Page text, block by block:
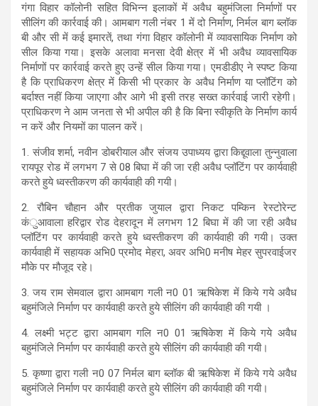
गंगा विहार कॉलोनी सहित विभिन्न इलाकों में अवैध बहुमंजिला निर्माणों पर
सीलिंग की कार्रवाई की। आमबाग गली नंबर 1 में दो निर्माण, निर्मल बाग ब्लॉक
बी और सी में कई इमारतें, तथा गंगा विहार कॉलोनी में व्यावसायिक निर्माण को
सील किया गया। इसके अलावा मनसा देवी क्षेत्र में भी अवैध व्यावसायिक
निर्माणों पर कार्रवाई करते हुए उन्हें सील किया गया। एमडीडीए ने स्पष्ट किया
है कि प्राधिकरण क्षेत्र में किसी भी प्रकार के अवैध निर्माण या प्लॉटिंग को
बर्दाश्त नहीं किया जाएगा और आगे भी इसी तरह सख्त कार्रवाई जारी रहेगी।
प्राधिकरण ने आम जनता से भी अपील की है कि बिना स्वीकृति के निर्माण कार्य
न करें और नियमों का पालन करें।
1. संजीव शर्मा, नवीन डोबरीयाल और संजय उपाध्यय द्वारा किद्दूवाला तुन्नुवाला
रायपूर रोड में लगभग 7 से 08 बिघा में की जा रही अवैध प्लॉटिंग पर कार्यवाही
करते हुये ध्वस्तीकरण की कार्यवाही की गयी।
2. रौबिन चौहान और प्रतीक जुयाल द्वारा निकट पम्किन रेस्टोरेन्ट
कंुआवाला हरिद्वार रोड देहरादून में लगभग 12 बिघा में की जा रही अवैध
प्लॉटिंग पर कार्यवाही करते हुये ध्वस्तीकरण की कार्यवाही की गयी। उक्त
कार्यवाही में सहायक अभि0 प्रमोद मेहरा, अवर अभि0 मनीष मेहर सुपरवाईजर
मौके पर मौजूद रहे।
3. जय राम सेमवाल द्वारा आमबाग गली न0 01 ऋषिकेश में किये गये अवैध
बहुमंजिले निर्माण पर कार्यवाही करते हुये सीलिंग की कार्यवाही की गयी ।
4. लक्ष्मी भट्ट द्वारा आमबाग गलि न0 01 ऋषिकेश में किये गये अवैध
बहुमंजिले निर्माण पर कार्यवाही करते हुये सीलिंग की कार्यवाही की गयी।
5. कृष्णा द्वारा गली न0 07 निर्मल बाग ब्लॉक बी ऋषिकेश में किये गये अवैध
बहुमंजिले निर्माण पर कार्यवाही करते हुये सीलिंग की कार्यवाही की गयी।